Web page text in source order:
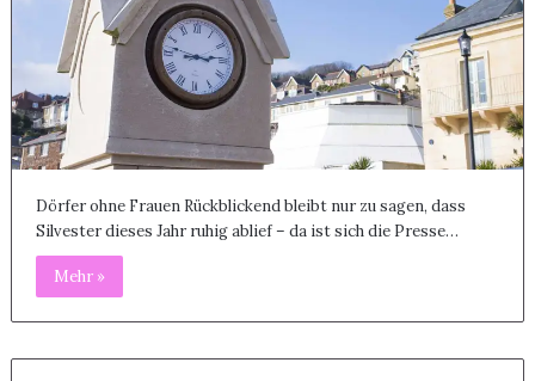
Dörfer ohne Frauen Rückblickend bleibt nur zu sagen, dass
Silvester dieses Jahr ruhig ablief – da ist sich die Presse…
Mehr »